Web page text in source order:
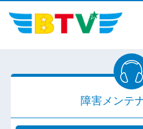
障害メンテ